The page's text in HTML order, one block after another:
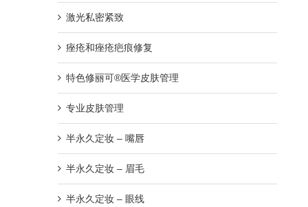
激光私密紧致
痤疮和痤疮疤痕修复
特色修丽可®医学皮肤管理
专业皮肤管理
半永久定妆 – 嘴唇
半永久定妆 – 眉毛
半永久定妆 – 眼线